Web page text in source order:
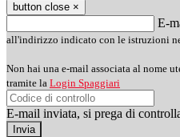
button close ×
E-
all'indirizzo indicato con le istruzioni
Non hai una e-mail associata al nome
tramite la Login Spaggiari
E-mail inviata, si prega di